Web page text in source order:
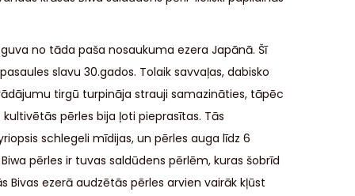
no tāda paša nosaukuma ezera Japānā. Šī
slavu 30.gados. Tolaik savvaļas, dabisko
tirgū turpināja strauji samazināties, tāpēc
pērles bija ļoti pieprasītas. Tās
schlegeli mīdijas, un pērles auga līdz 6
pērles ir tuvas saldūdens pērlēm, kuras šobrīd
Bivas ezerā audzētās pērles arvien vairāk kļūst